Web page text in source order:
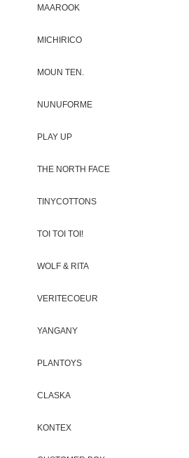
MAAROOK
MICHIRICO
MOUN TEN.
NUNUFORME
PLAY UP
THE NORTH FACE
TINYCOTTONS
TOI TOI TOI!
WOLF & RITA
VERITECOEUR
YANGANY
PLANTOYS
CLASKA
KONTEX